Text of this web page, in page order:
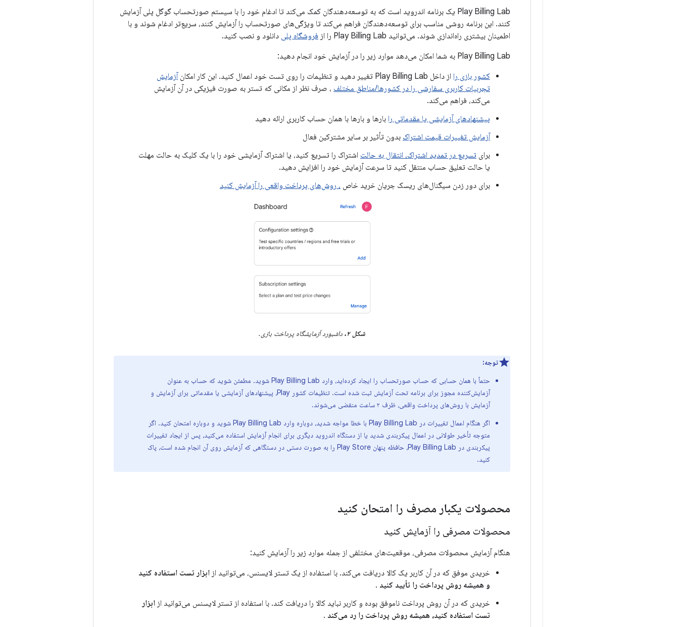
Play Billing Lab یک برنامه اندروید است که به توسعه‌دهندگان کمک می‌کند تا ادغام خود را با سیستم صورتحساب گوگل پلی آزمایش
کنند. این برنامه روشی مناسب برای توسعه‌دهندگان فراهم می‌کند تا ویژگی‌های صورتحساب را آزمایش کنند، سریع‌تر ادغام شوند و با
اطمینان بیشتری راه‌اندازی شوند. می‌توانید Play Billing Lab را از
فروشگاه پلی دانلود و نصب کنید.
Play Billing Lab به شما امکان می‌دهد موارد زیر را در آزمایش خود انجام دهید:
کشور بازی را از داخل Play Billing Lab تغییر دهید و تنظیمات را روی تست خود اعمال کنید. این کار امکان
آزمایش
تجربیات کاربری سفارشی را در کشورها/مناطق مختلف ، صرف نظر از مکانی که تستر به صورت فیزیکی در آن آزمایش
می‌کند، فراهم می‌کند.
پیشنهادهای آزمایشی یا مقدماتی را بارها و بارها با همان حساب کاربری ارائه دهید
آزمایش تغییرات قیمت اشتراک بدون تأثیر بر سایر مشترکین فعال
برای تسریع در تمدید اشتراک، انتقال به حالت اشتراک را تسریع کنید، یا اشتراک آزمایشی خود را با یک کلیک به حالت مهلت
یا حالت تعلیق حساب منتقل کنید تا سرعت آزمایش خود را افزایش دهید.
برای دور زدن سیگنال‌های ریسک جریان خرید خاص ، روش‌های پرداخت واقعی را آزمایش کنید
شکل ۲. داشبورد آزمایشگاه پرداخت بازی.
توجه:
حتماً با همان حسابی که حساب صورتحساب را ایجاد کرده‌اید، وارد Play Billing Lab شوید. مطمئن شوید که حساب به عنوان
آزمایش‌کننده مجوز برای برنامه تحت آزمایش ثبت شده است. تنظیمات کشور Play، پیشنهادهای آزمایشی یا مقدماتی برای آزمایش و
آزمایش با روش‌های پرداخت واقعی، ظرف ۲ ساعت منقضی می‌شوند.
اگر هنگام اعمال تغییرات در Play Billing Lab با خطا مواجه شدید، دوباره وارد Play Billing Lab شوید و دوباره امتحان کنید. اگر
متوجه تأخیر طولانی در اعمال پیکربندی شدید یا از دستگاه اندروید دیگری برای انجام آزمایش استفاده می‌کنید، پس از ایجاد تغییرات
پیکربندی در Play Billing Lab، حافظه پنهان Play Store را به صورت دستی در دستگاهی که آزمایش روی آن انجام شده است، پاک
کنید.
محصولات یکبار مصرف را امتحان کنید
محصولات مصرفی را آزمایش کنید
هنگام آزمایش محصولات مصرفی، موقعیت‌های مختلفی از جمله موارد زیر را آزمایش کنید:
خریدی موفق که در آن کاربر یک کالا دریافت می‌کند. با استفاده از یک تستر لایسنس، می‌توانید از ابزار تست استفاده کنید
و همیشه روش پرداخت را تأیید کنید .
خریدی که در آن روش پرداخت ناموفق بوده و کاربر نباید کالا را دریافت کند. با استفاده از تستر لایسنس می‌توانید از ابزار
تست استفاده کنید، همیشه روش پرداخت را رد می‌کند .